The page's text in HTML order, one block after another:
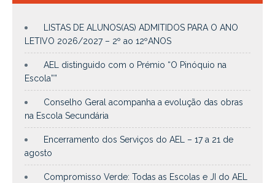
LISTAS DE ALUNOS(AS) ADMITIDOS PARA O ANO
LETIVO 2026/2027 – 2º ao 12ºANOS
AEL distinguido com o Prémio “O Pinóquio na
Escola””
Conselho Geral acompanha a evolução das obras
na Escola Secundária
Encerramento dos Serviços do AEL – 17 a 21 de
agosto
Compromisso Verde: Todas as Escolas e JI do AEL